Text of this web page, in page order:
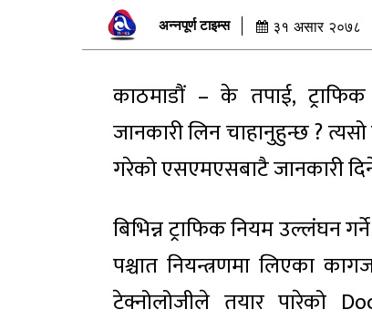
अन्नपूर्ण टाइम्स ३१ असार २०७८
काठमाडौं – के तपाई, ट्राफिक
जानकारी लिन चाहानुहुन्छ ?
गरेको एसएमएसबाटै जानकारी
बिभिन्न ट्राफिक नियम उल्लंघन
पश्चात नियन्त्रणमा लिएका
टेक्नोलोजीले तयार पारेको